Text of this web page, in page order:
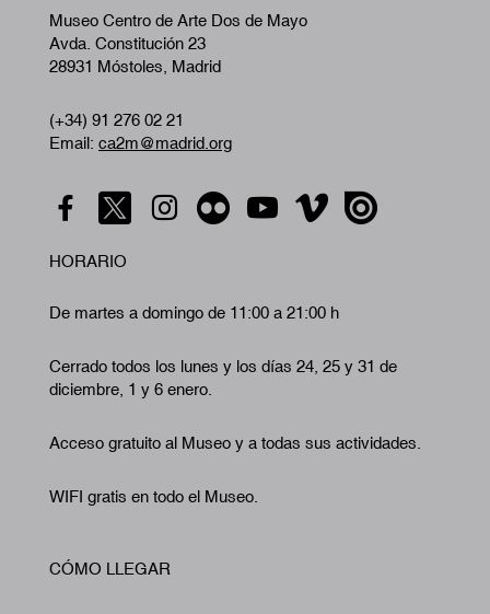
Museo Centro de Arte Dos de Mayo
Avda. Constitución 23
28931 Móstoles, Madrid
(+34) 91 276 02 21
Email: ca2m@madrid.org
HORARIO
De martes a domingo de 11:00 a 21:00 h
Cerrado todos los lunes y los días 24, 25 y 31 de
diciembre, 1 y 6 enero.
Acceso gratuito al Museo y a todas sus actividades.
WIFI gratis en todo el Museo.
CÓMO LLEGAR